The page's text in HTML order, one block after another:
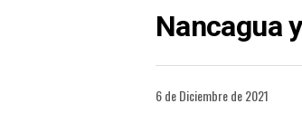
Nancagua
6 de Diciembre de 2021